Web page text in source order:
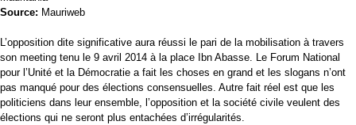
Source: Mauriweb
L’opposition dite significative aura réussi le pari de la mobilisation à travers
son meeting tenu le 9 avril 2014 à la place Ibn Abasse. Le Forum National
pour l’Unité et la Démocratie a fait les choses en grand et les slogans n’ont
pas manqué pour des élections consensuelles. Autre fait réel est que les
politiciens dans leur ensemble, l’opposition et la société civile veulent des
élections qui ne seront plus entachées d’irrégularités.